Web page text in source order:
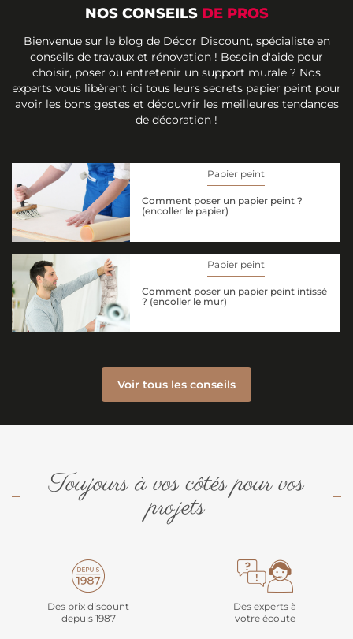
NOS CONSEILS DE PROS
Bienvenue sur le blog de Décor Discount, spécialiste en
conseils de travaux et rénovation ! Besoin d'aide pour
choisir, poser ou entretenir un support murale ? Nos
experts vous libèrent ici tous leurs secrets papier peint pour
avoir les bons gestes et découvrir les meilleures tendances
de décoration !
Papier peint
Comment poser un papier peint ?
(encoller le papier)
Papier peint
Comment poser un papier peint intissé
? (encoller le mur)
Voir tous les conseils
Toujours à vos côtés pour vos
projets
Des prix discount
depuis 1987
Des experts à
votre écoute